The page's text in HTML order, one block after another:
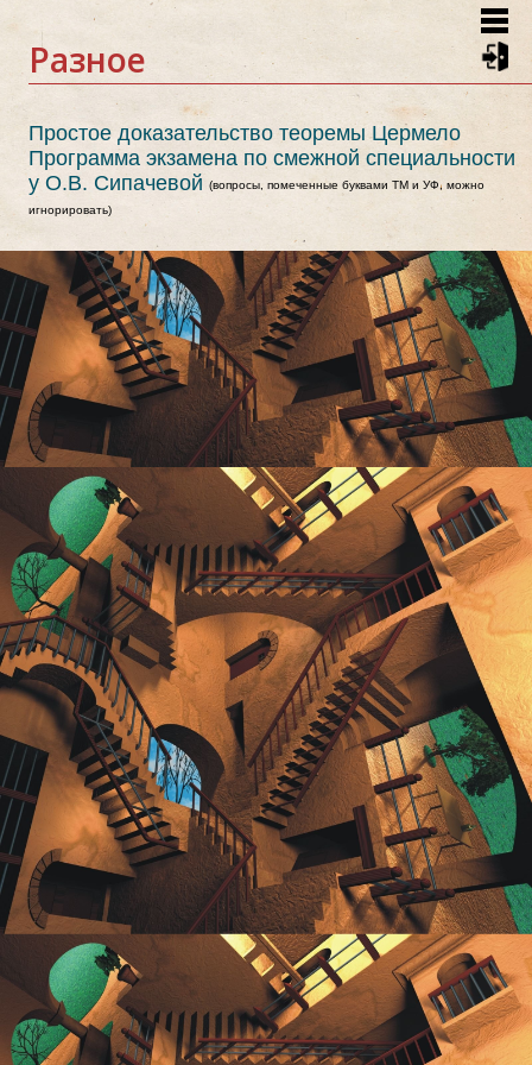
Skip
main
content
Разное
Простое доказательство теоремы Цермело
Программа экзамена по смежной специальности
у О.В. Сипачевой (вопросы, помеченные буквами ТМ и УФ, можно
игнорировать)